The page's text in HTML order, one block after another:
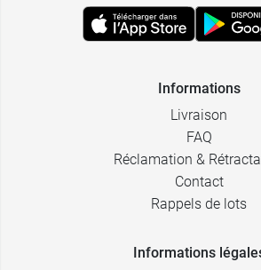
Informations
Livraison
FAQ
Réclamation &
Contact
Rappels de lots
Informations